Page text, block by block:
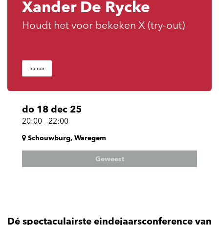
Xander De Rycke
Houdt het voor bekeken X (try-out)
humor
do 18 dec 25
20:00 - 22:00
Schouwburg, Waregem
Geweest
Dé spectaculairste eindejaarsconference van